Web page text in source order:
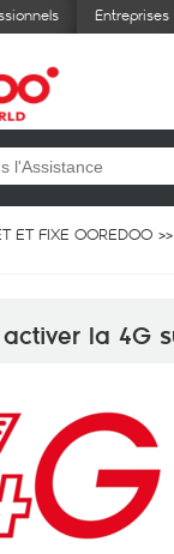
Entreprises
ET FIXE OOREDOO
la 4G